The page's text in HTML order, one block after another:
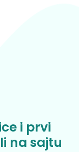
i prvi
na sajtu